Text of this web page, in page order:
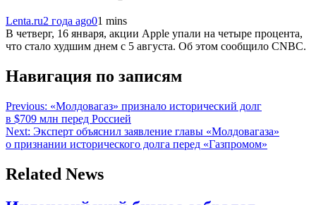
Lenta.ru2 года ago01 mins
В четверг, 16 января, акции Apple упали на четыре процента,
что стало худшим днем с 5 августа. Об этом сообщило CNBC.
Навигация по записям
Previous: «Молдовагаз» признало исторический долг
в $709 млн перед Россией
Next: Эксперт объяснил заявление главы «Молдовагаза»
о признании исторического долга перед «Газпромом»
Related News